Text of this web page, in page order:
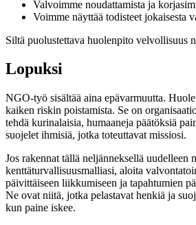
Valvoimme noudattamista ja
Voimme näyttää todisteet jokaisesta
Siltä puolustettava huolenpito velvollisuus
Lopuksi
NGO-työ sisältää aina epävarmuutta.
kaiken riskin poistamista. Se on
tehdä kurinalaisia, humaaneja päätöksiä
suojelet ihmisiä, jotka toteuttavat missiosi.
Jos rakennat tällä neljänneksellä uudelleen
kenttäturvallisuusmalliasi, aloita
päivittäiseen liikkumiseen ja tapahtumien
Ne ovat niitä, jotka pelastavat henkiä ja
kun paine iskee.